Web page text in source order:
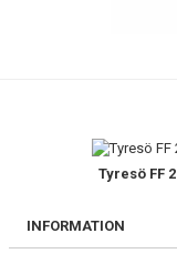
DOKUMENT
Tyresö FF 2
INFORMATION